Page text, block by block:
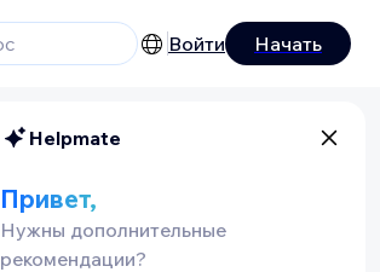
Войти Начать
Helpmate
Привет,
Нужны дополнительные
рекомендации?